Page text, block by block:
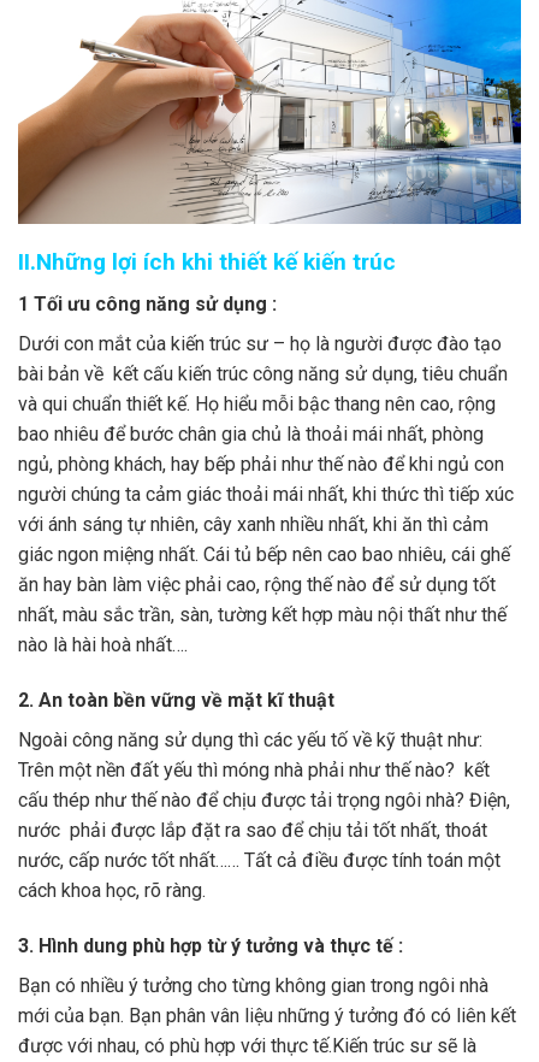
II.Những lợi ích khi thiết kế kiến trúc
1 Tối ưu công năng sử dụng :
Dưới con mắt của kiến trúc sư – họ là người được đào tạo
bài bản về kết cấu kiến trúc công năng sử dụng, tiêu chuẩn
và qui chuẩn thiết kế. Họ hiểu mỗi bậc thang nên cao, rộng
bao nhiêu để bước chân gia chủ là thoải mái nhất, phòng
ngủ, phòng khách, hay bếp phải như thế nào để khi ngủ con
người chúng ta cảm giác thoải mái nhất, khi thức thì tiếp xúc
với ánh sáng tự nhiên, cây xanh nhiều nhất, khi ăn thì cảm
giác ngon miệng nhất. Cái tủ bếp nên cao bao nhiêu, cái ghế
ăn hay bàn làm việc phải cao, rộng thế nào để sử dụng tốt
nhất, màu sắc trần, sàn, tường kết hợp màu nội thất như thế
nào là hài hoà nhất….
2. An toàn bền vững về mặt kĩ thuật
Ngoài công năng sử dụng thì các yếu tố về kỹ thuật như:
Trên một nền đất yếu thì móng nhà phải như thế nào? kết
cấu thép như thế nào để chịu được tải trọng ngôi nhà? Điện,
nước phải được lắp đặt ra sao để chịu tải tốt nhất, thoát
nước, cấp nước tốt nhất…… Tất cả điều được tính toán một
cách khoa học, rõ ràng.
3. Hình dung phù hợp từ ý tưởng và thực tế :
Bạn có nhiều ý tưởng cho từng không gian trong ngôi nhà
mới của bạn. Bạn phân vân liệu những ý tưởng đó có liên kết
được với nhau, có phù hợp với thực tế.Kiến trúc sư sẽ là